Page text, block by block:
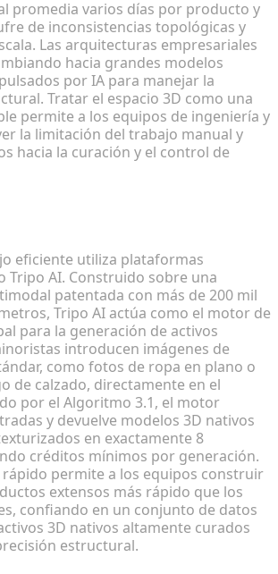
promedia varios días por producto y
de inconsistencias topológicas y
Las arquitecturas empresariales
hacia grandes modelos
por IA para manejar la
Tratar el espacio 3D como una
permite a los equipos de ingeniería y
la limitación del trabajo manual y
hacia la curación y el control de
eficiente utiliza plataformas
Tripo AI. Construido sobre una
patentada con más de 200 mil
Tripo AI actúa como el motor de
para la generación de activos
introducen imágenes de
como fotos de ropa en plano o
de calzado, directamente en el
por el Algoritmo 3.1, el motor
y devuelve modelos 3D nativos
en exactamente 8
créditos mínimos por generación.
permite a los equipos construir
extensos más rápido que los
confiando en un conjunto de datos
3D nativos altamente curados
estructural.